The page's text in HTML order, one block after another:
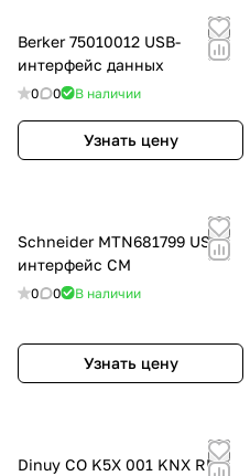
Berker 75010012 USB-
интерфейс данных
0 0 В наличии
Узнать цену
Schneider MTN681799 USB
интерфейс СМ
0 0 В наличии
Узнать цену
Dinuy CO K5X 001 KNX RF